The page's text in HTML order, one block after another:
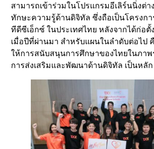
สามารถเข้าร่วมในโปรแกรมอีเลิร์นนิ่งต่า
ทักษะความรู้ด้านดิจิทัล ซึ่งถือเป็นโครงก
ทีดีซีเอ็กซ์ ในประเทศไทย หลังจากได้ก่อตั้
เมื่อปีที่ผ่านมา สำหรับแผนในลำดับต่อไป
ให้การสนับสนุนการศึกษาของไทยในภาพ
การส่งเสริมและพัฒนาด้านดิจิทัล เป็นหลัก